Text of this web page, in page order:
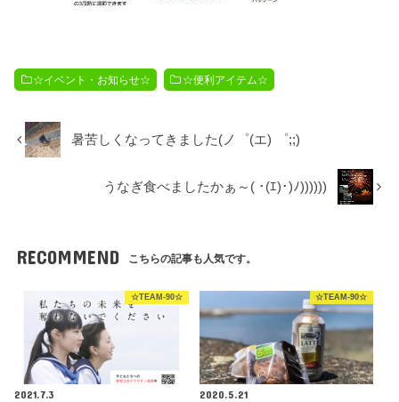
☆イベント・お知らせ☆ ☆便利アイテム☆
暑苦しくなってきました(ノ゜(エ) ゜;;)
うなぎ食べましたかぁ～( ･(ｴ)･)ﾉ))))))
RECOMMEND こちらの記事も人気です。
☆TEAM-90☆
2021.7.3
☆TEAM-90☆
2020.5.21